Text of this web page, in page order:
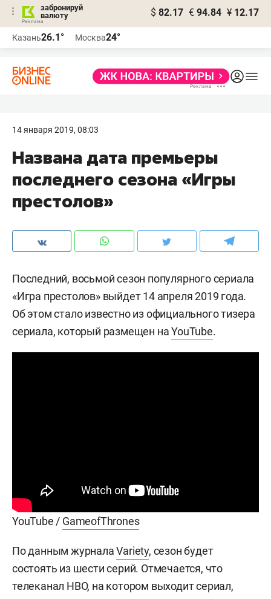
забронируй
валюту
$ 82.17 € 94.84 ¥ 12.17
Казань26.1° Москва24°
14 января 2019, 08:03
Названа дата премьеры
последнего сезона «Игры
престолов»
Последний, восьмой сезон популярного сериала
«Игра престолов» выйдет 14 апреля 2019 года.
Об этом стало известно из официального тизера
сериала, который размещен наYouTube.
YouTube / GameofThrones
По данным журналаVariety, сезон будет
состоять из шести серий. Отмечается, что
телеканал НВО, на котором выходит сериал,